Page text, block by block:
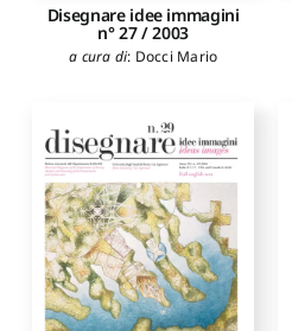
Disegnare idee immagini
n° 27 / 2003
a cura di: Docci Mario